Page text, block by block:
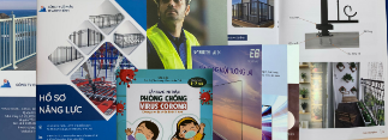
chi phí, mời quý khách tham khảo bảng
đây là một số mẹo giúp bạn có giá tốt
chữ nhật, hình vuông hoặc hình